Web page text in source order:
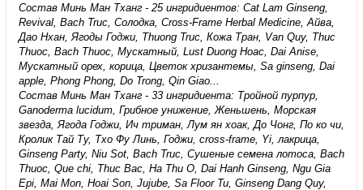
Состав Минь Ман Тханг - 25 ингридиентов: Cat Lam Ginseng,
Revival, Bach Truc, Солодка, Cross-Frame Herbal Medicine, Айва,
Дао Нхан, Ягоды Годжи, Thuong Truc, Кожа Тран, Van Quy, Thuc
Thuoc, Bach Thuoc, Мускатный, Lust Duong Hoac, Dai Anise,
Мускатный орех, корица, Цветок хризантемы, Sa ginseng, Dai
apple, Phong Phong, Do Trong, Qin Giao...
Состав Минь Ман Тханг - 33 ингридиента: Тройной пурпур,
Ganoderma lucidum, Грибное унижение, Женьшень, Морская
звезда, Ягода Годжи, Ич триман, Лум ян хоак, До Чонг, По ко чи,
Кролик Тай Ту, Тхо Фу Линь, Годжи, cross-frame, Yi, лакрица,
Ginseng Party, Niu Sot, Bach Truc, Сушеные семена лотоса, Bach
Thuoc, Que chi, Thuc Bac, Ha Thu O, Dai Hanh Ginseng, Ngu Gia
Epi, Mai Mon, Hoai Son, Jujube, Sa Floor Tu, Ginseng Dang Quy,